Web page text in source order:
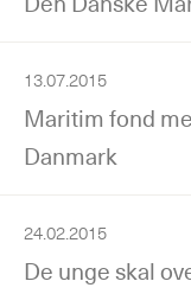
13.07.2015
Maritim fond
Danmark
24.02.2015
De unge skal